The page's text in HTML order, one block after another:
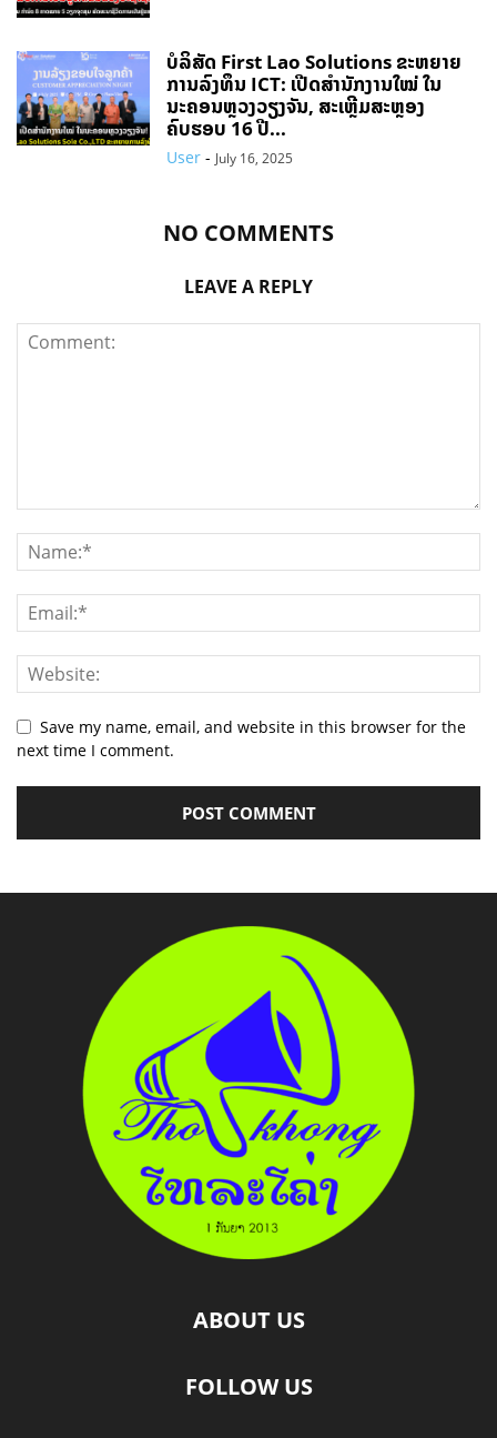
ບໍລິສັດ First Lao Solutions ຂະຫຍາຍ
ການລົງທຶນ ICT: ເປີດສຳນັກງານໃໝ່ ໃນ
ນະຄອນຫຼວງວຽງຈັນ, ສະເຫຼີມສະຫຼອງ
ຄົບຮອບ 16 ປີ...
User - July 16, 2025
NO COMMENTS
LEAVE A REPLY
Save my name, email, and website in this browser for the
next time I comment.
ABOUT US
FOLLOW US